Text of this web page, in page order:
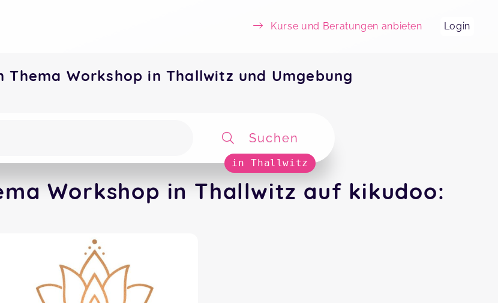
Kurse und Beratungen anbieten Login
Thema Workshop in Thallwitz und Umgebung
Suchen
in Thallwitz
Workshop in Thallwitz auf kikudoo: